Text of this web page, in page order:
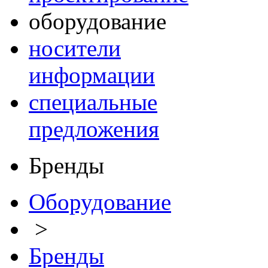
оборудование
носители
информации
специальные
предложения
Бренды
Оборудование
>
Бренды